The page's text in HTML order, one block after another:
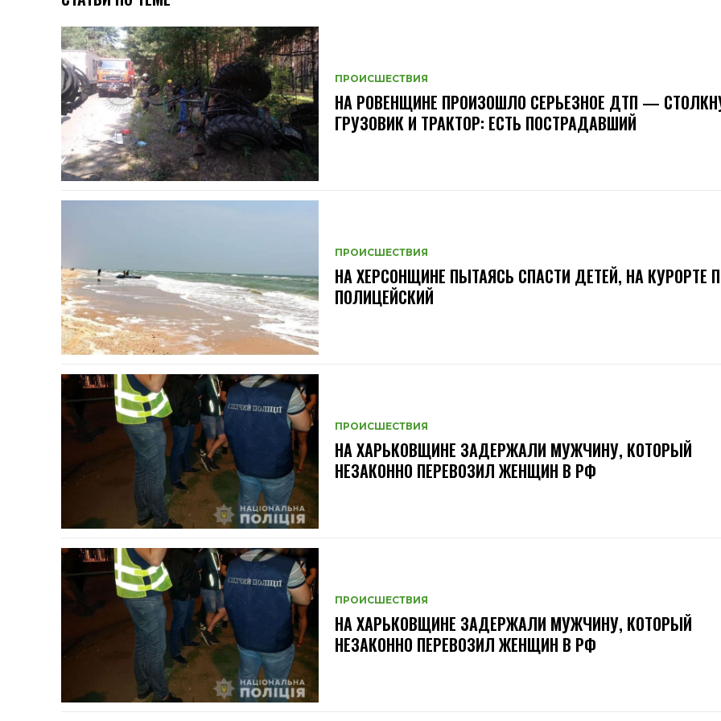
ПРОИСШЕСТВИЯ
НА РОВЕНЩИНЕ ПРОИЗОШЛО СЕРЬЕЗНОЕ ДТП —
ГРУЗОВИК И ТРАКТОР: ЕСТЬ ПОСТРАДАВШИЙ
ПРОИСШЕСТВИЯ
НА ХЕРСОНЩИНЕ ПЫТАЯСЬ СПАСТИ ДЕТЕЙ, НА КУРОРТЕ
ПОЛИЦЕЙСКИЙ
ПРОИСШЕСТВИЯ
НА ХАРЬКОВЩИНЕ ЗАДЕРЖАЛИ МУЖЧИНУ, КОТОРЫЙ
НЕЗАКОННО ПЕРЕВОЗИЛ ЖЕНЩИН В РФ
ПРОИСШЕСТВИЯ
НА ХАРЬКОВЩИНЕ ЗАДЕРЖАЛИ МУЖЧИНУ, КОТОРЫЙ
НЕЗАКОННО ПЕРЕВОЗИЛ ЖЕНЩИН В РФ